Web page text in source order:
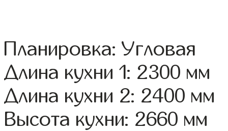
Планировка: Угловая
Длина кухни 1: 2300 мм
Длина кухни 2: 2400 мм
Высота кухни: 2660 мм